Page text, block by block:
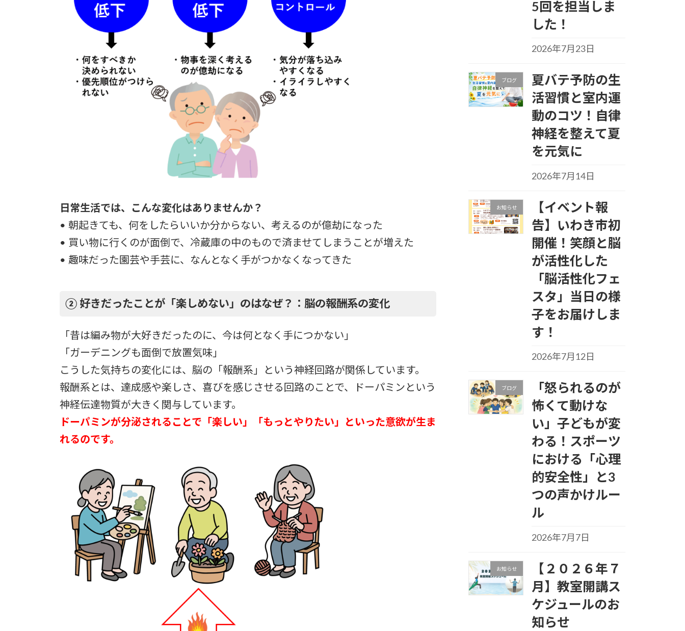
日常生活では、こんな変化はありませんか？
• 朝起きても、何をしたらいいか分からない、考えるのが億劫になった
• 買い物に行くのが面倒で、冷蔵庫の中のもので済ませてしまうことが増えた
• 趣味だった園芸や手芸に、なんとなく手がつかなくなってきた
② 好きだったことが「楽しめない」のはなぜ？：脳の報酬系の変化
「昔は編み物が大好きだったのに、今は何となく手につかない」
「ガーデニングも面倒で放置気味」
こうした気持ちの変化には、脳の「報酬系」という神経回路が関係しています。
報酬系とは、達成感や楽しさ、喜びを感じさせる回路のことで、ドーパミンという
神経伝達物質が大きく関与しています。
ドーパミンが分泌されることで「楽しい」「もっとやりたい」といった意欲が生ま
れるのです。
5回を担当しま
した！
2026年7月23日
ブログ
夏バテ予防の生
活習慣と室内運
動のコツ！自律
神経を整えて夏
を元気に
2026年7月14日
お知らせ
【イベント報
告】いわき市初
開催！笑顔と脳
が活性化した
「脳活性化フェ
スタ」当日の様
子をお届けしま
す！
2026年7月12日
ブログ
「怒られるのが
怖くて動けな
い」子どもが変
わる！スポーツ
における「心理
的安全性」と3
つの声かけルー
ル
2026年7月7日
お知らせ
【２０２６年７
月】教室開講ス
ケジュールのお
知らせ